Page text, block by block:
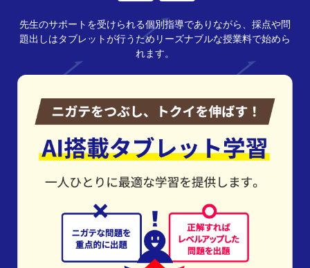
先生のサポートを受けられる個別指導でありながら、採点や問
題出しはタブレットが行うためリーズナブルな授業料で始めら
れます。